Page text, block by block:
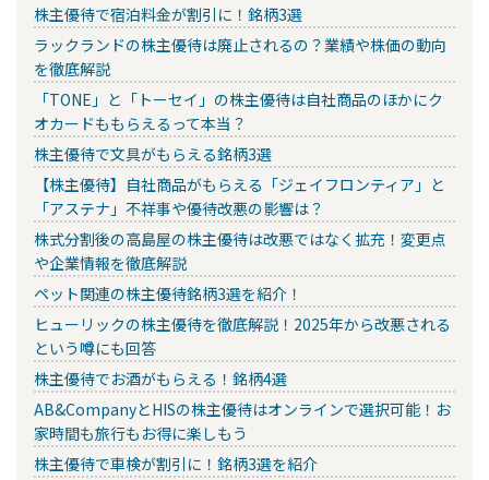
株主優待で宿泊料金が割引に！銘柄3選
ラックランドの株主優待は廃止されるの？業績や株価の動向
を徹底解説
「TONE」と「トーセイ」の株主優待は自社商品のほかにク
オカードももらえるって本当？
株主優待で文具がもらえる銘柄3選
【株主優待】自社商品がもらえる「ジェイフロンティア」と
「アステナ」不祥事や優待改悪の影響は？
株式分割後の高島屋の株主優待は改悪ではなく拡充！変更点
や企業情報を徹底解説
ペット関連の株主優待銘柄3選を紹介！
ヒューリックの株主優待を徹底解説！2025年から改悪される
という噂にも回答
株主優待でお酒がもらえる！銘柄4選
AB&CompanyとHISの株主優待はオンラインで選択可能！お
家時間も旅行もお得に楽しもう
株主優待で車検が割引に！銘柄3選を紹介